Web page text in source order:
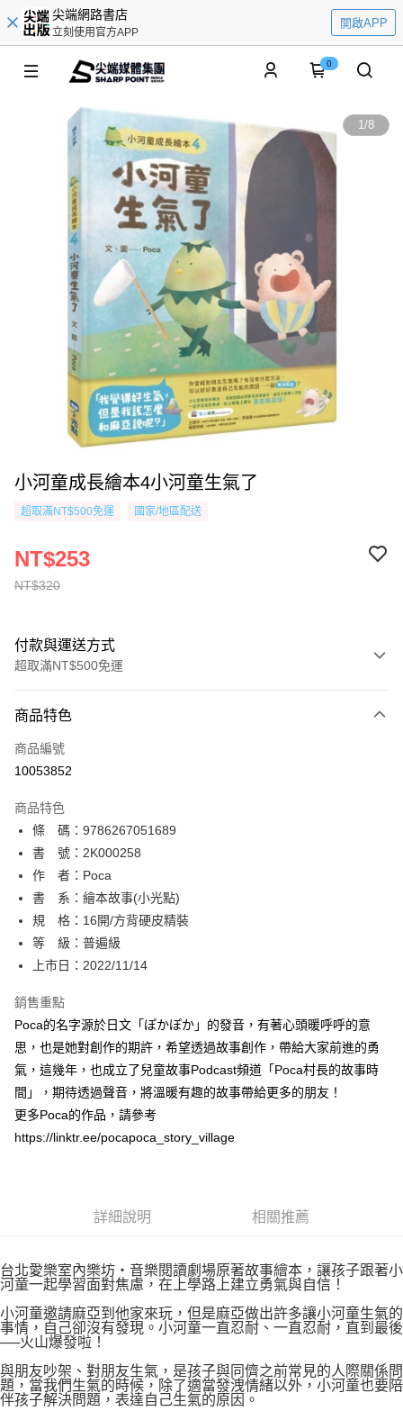
尖端網路書店
立刻使用官方APP
開啟APP
0
1/8
小河童成長繪本4小河童生氣了
超取滿NT$500免運 國家/地區配送
NT$320
NT$253
付款與運送方式
超取滿NT$500免運
信用卡一次付款
超商取貨付款
相關說明
【關於「AFTEE先享後付」】
AFTEE先享後付是「在收到商品之後才付款」的支付方式。 讓您購物簡單
便利好安心！
１．簡單：不需註冊會員、不需綁卡、不需儲值。
２．便利：只要手機號碼，簡訊認證，即可結帳。
３．安心：先確認商品／服務後，再付款。
【「AFTEE先享後付」結帳流程】
１．於結帳方式選擇「AFTEE先享後付」後，將跳轉至「AFTEE先享後付」
２．訂單成立數日內，您將收到繳費通知簡訊。
ATM／網路銀行／等多元方式進行付款，方視為交易完成。
※ 請注意：結帳手續完成當下不需立刻繳費，但若您需要取消訂單，請聯絡
購買商品的店家。未經商家同意取消之訂單仍視為有效，需透過AFTEE先享
後付繳納相關費用。
※ 交易是否成功請以「AFTEE先享後付 」之結帳頁面顯示為準，若有關於
是否繳費成功／繳費後需取消欲退款等相關疑問，請聯繫「AFTEE先享後付
權轉讓予恩沛科技股份有限公司。
２．關於個人資料處理事宜，請瀏覽以下網址：
「AFTEE先享後付」，若未經同意申辦者引起之損失，本公司不負相關責
任。
４．使用「AFTEE先享後付」時，將依據個別帳號之用戶狀況，依本公司即
時審查核予不同之上限額度；若仍有額度不足之情形，本公司將視審查結果
請求用戶進行身份認證。
恩沛科技股份有限公司將有權停止該用戶之使用額度並採取法律行動。
ATM付款
運送方式
全家取貨付款
每筆NT$80，滿NT$500(含以上)免運費
每筆NT$80，滿NT$500(含以上)免運費
每筆NT$80，滿NT$500(含以上)免運費
付款後萊爾富取貨
每筆NT$80，滿NT$500(含以上)免運費
付款後7-11取貨
宅配
每筆NT$100，滿NT$800(含以上)免運費
國家/地區配送 查看運費
商品特色
商品編號
10053852
商品特色
條 碼：9786267051689
書 號：2K000258
作 者：Poca
書 系：繪本故事(小光點)
規 格：16開/方背硬皮精裝
等 級：普遍級
上市日：2022/11/14
銷售重點
Poca的名字源於日文「ぽかぽか」的發音，有著心頭暖呼呼的意
思，也是她對創作的期許，希望透過故事創作，帶給大家前進的勇
氣，這幾年，也成立了兒童故事Podcast頻道「Poca村長的故事時
間」，期待透過聲音，將溫暖有趣的故事帶給更多的朋友！
更多Poca的作品，請參考
https://linktr.ee/pocapoca_story_village
詳細說明 相關推薦
台北愛樂室內樂坊‧音樂閱讀劇場原著故事繪本，讓孩子跟著小
河童一起學習面對焦慮，在上學路上建立勇氣與自信！
小河童邀請麻亞到他家來玩，但是麻亞做出許多讓小河童生氣的
事情，自己卻沒有發現。小河童一直忍耐、一直忍耐，直到最後
──火山爆發啦！
與朋友吵架、對朋友生氣，是孩子與同儕之前常見的人際關係問
題，當我們生氣的時候，除了適當發洩情緒以外，小河童也要陪
伴孩子解決問題，表達自己生氣的原因。